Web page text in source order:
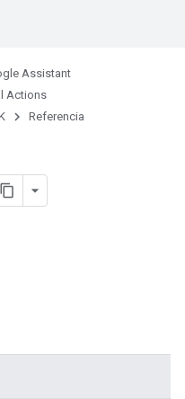
Assistant
Actions
Referencia